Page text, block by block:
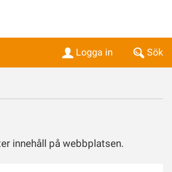
Sök
Logga in
innehåll på webbplatsen.